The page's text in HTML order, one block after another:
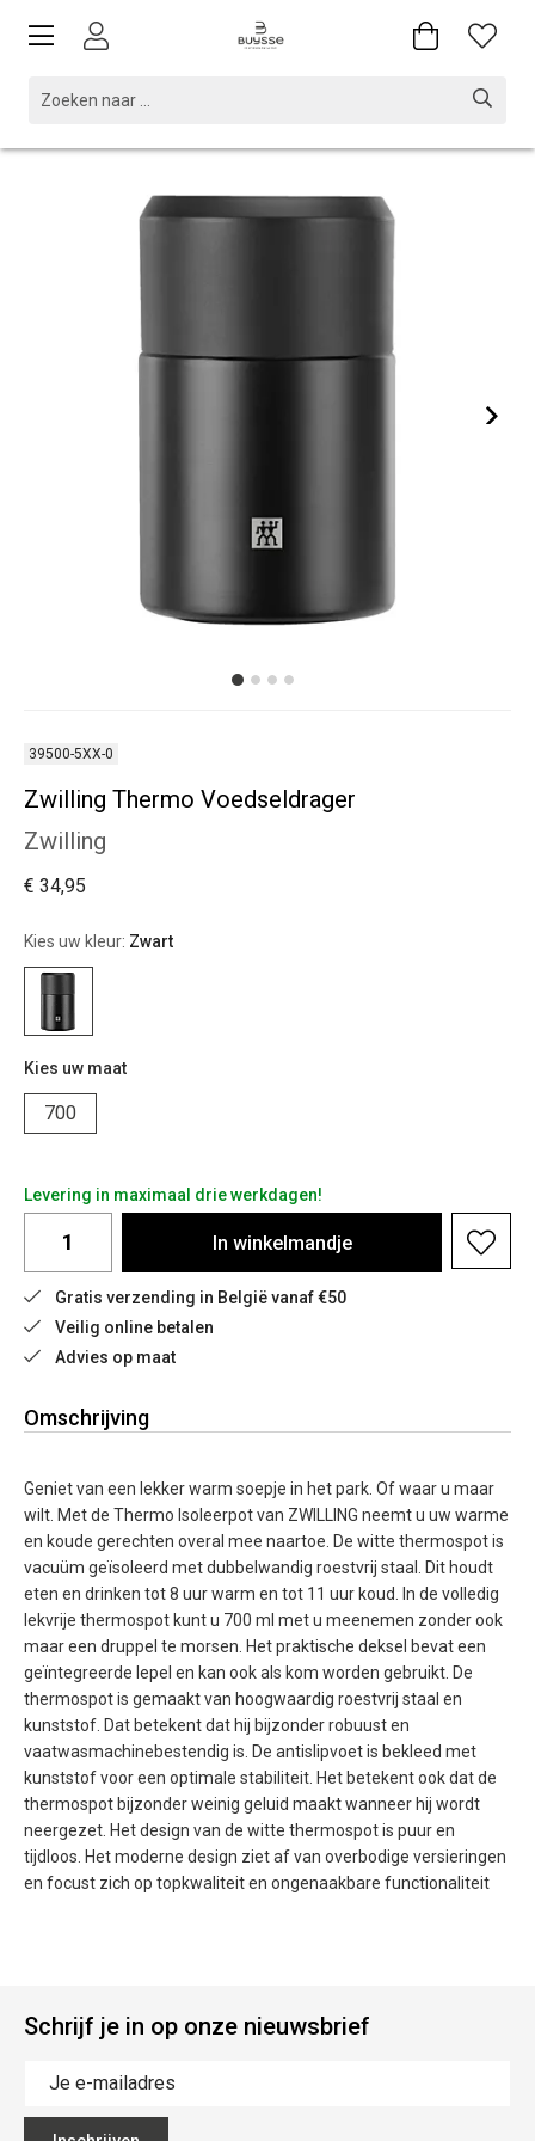
39500-5XX-0
Zwilling Thermo Voedseldrager
Zwilling
€ 34,95
Kies uw kleur: Zwart
Kies uw maat
700
Levering in maximaal drie werkdagen!
In winkelmandje
Gratis verzending in België vanaf €50
Veilig online betalen
Advies op maat
Omschrijving
Geniet van een lekker warm soepje in het park. Of waar u maar
wilt. Met de Thermo Isoleerpot van ZWILLING neemt u uw warme
en koude gerechten overal mee naartoe. De witte thermospot is
vacuüm geïsoleerd met dubbelwandig roestvrij staal. Dit houdt
eten en drinken tot 8 uur warm en tot 11 uur koud. In de volledig
lekvrije thermospot kunt u 700 ml met u meenemen zonder ook
maar een druppel te morsen. Het praktische deksel bevat een
geïntegreerde lepel en kan ook als kom worden gebruikt. De
thermospot is gemaakt van hoogwaardig roestvrij staal en
kunststof. Dat betekent dat hij bijzonder robuust en
vaatwasmachinebestendig is. De antislipvoet is bekleed met
kunststof voor een optimale stabiliteit. Het betekent ook dat de
thermospot bijzonder weinig geluid maakt wanneer hij wordt
neergezet. Het design van de witte thermospot is puur en
tijdloos. Het moderne design ziet af van overbodige versieringen
en focust zich op topkwaliteit en ongenaakbare functionaliteit
Schrijf je in op onze nieuwsbrief